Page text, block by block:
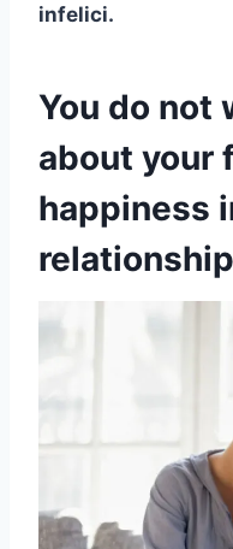
infelici.
You do not
about your
happiness